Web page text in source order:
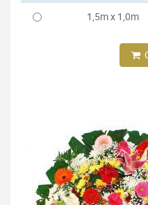
1,5m x 1,0m